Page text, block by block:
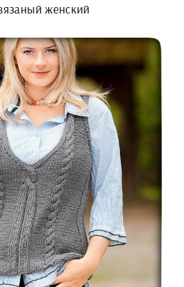
женский